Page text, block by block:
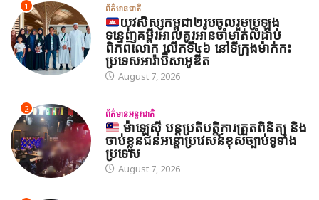
1 ព័ត៌មានជាតិ
យុវសិស្សកម្ពុជា២រូបចូលរួមប្រឡង
ទន្ទេញគម្ពីរអាល់គូរអានចាំមាត់លំដាប់
ពិភពលោក លើកទី៤៦ នៅទីក្រុងម៉ាក់កះ
ប្រទេសអារ៉ាប៊ីសាអូឌីត
August 7, 2026
2 ព័ត៌មានអន្តរជាតិ
ម៉ាឡេស៊ី បន្តប្រតិបត្តិការត្រួតពិនិត្យ និង
ចាប់ខ្លួនជនអន្តោប្រវេសន៍ខុសច្បាប់ទូទាំង
ប្រទេស
August 7, 2026